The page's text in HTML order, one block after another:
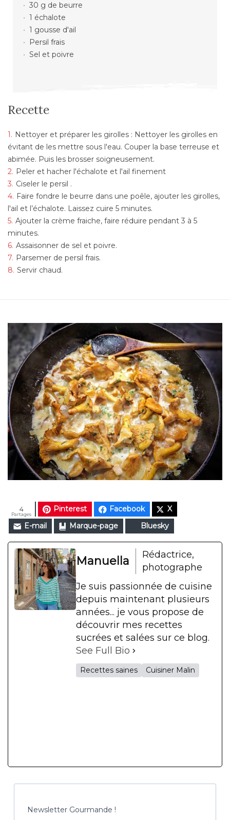
30 g de beurre
1 échalote
1 gousse d'ail
Persil frais
Sel et poivre
Recette
Nettoyer et préparer les girolles : Nettoyer les girolles en
évitant de les mettre sous l'eau. Couper la base terreuse et
abimée. Puis les brosser soigneusement.
Peler et hacher l'échalote et l'ail finement
Ciseler le persil .
Faire fondre le beurre dans une poêle, ajouter les girolles,
l'ail et l’échalote. Laissez cuire 5 minutes.
Ajouter la crème fraiche, faire réduire pendant 3 à 5
minutes.
Assaisonner de sel et poivre.
Parsemer de persil frais.
Servir chaud.
Pinterest Facebook
X
E-mail
Marque-page Bluesky
Partages
4
Manuella
Rédactrice,
photographe
Je suis passionnée de cuisine
depuis maintenant plusieurs
années... je vous propose de
découvrir mes recettes
sucrées et salées sur ce blog.
See Full Bio
Recettes saines Cuisiner Malin
Newsletter Gourmande !